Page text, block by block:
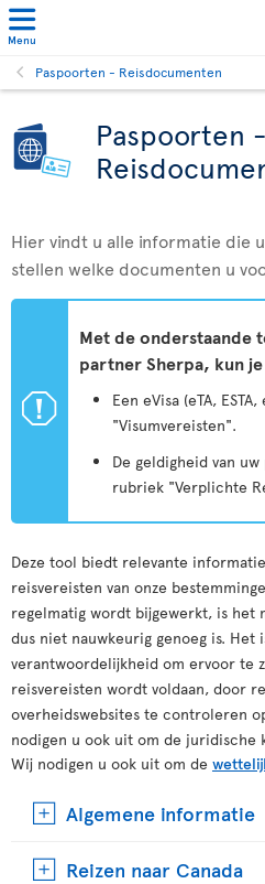
Menu
Paspoorten - Reisdocumenten
Paspoorten -
Hier vindt u alle informatie die
stellen welke documenten u
ü
Met de onderstaande
partner Sherpa, kun
Een eVisa (eTA,
"Visumvereisten".
De geldigheid van
rubriek "Verplichte
Deze tool biedt relevante
reisvereisten van onze
regelmatig wordt bijgewerkt, is het
dus niet nauwkeurig genoeg is. Het
verantwoordelijkheid om ervoor te
reisvereisten wordt voldaan, door
overheidswebsites te controleren
nodigen u ook uit om de juridische
Wij nodigen u ook uit om de
Algemene informatie
Reizen naar Canada